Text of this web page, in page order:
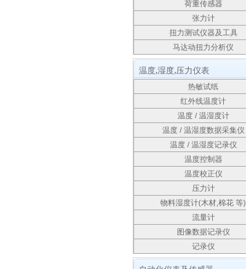
荷重传感器
张力计
扭力测试仪器及工具
马达动扭力分析仪
温度,湿度,压力仪表
热敏试纸
红外线温度计
温度 / 温湿度计
温度 / 温湿度数据采集仪
温度 / 温湿度记录仪
温度控制器
温度校正仪
压力计
物料湿度计(木材,棉花 等)
流量计
图像数据记录仪
记录仪